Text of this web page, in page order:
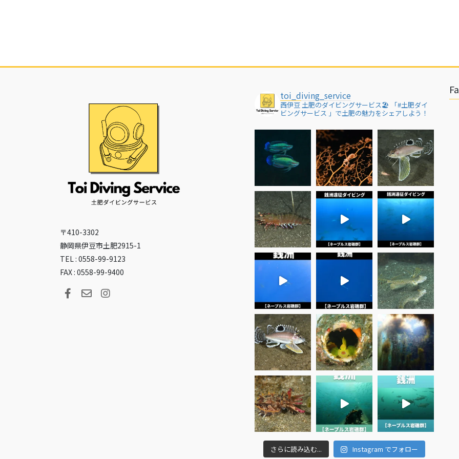
〒410-3302
静岡県伊豆市土肥2915-1
TEL : 0558-99-9123
FAX : 0558-99-9400
toi_diving_service
西伊豆 土肥のダイビングサービス🏖
「#土肥ダイ
ビングサービス 」で土肥の魅力をシェアしよう！
さらに読み込む... Instagram でフォロー